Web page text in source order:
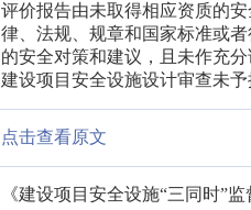
评价报告由未取得相应资质的
律、法规、规章和国家标准或
的安全对策和建议，且未作充
建设项目安全设施设计审查未
点击查看原文
《建设项目安全设施“三同时”